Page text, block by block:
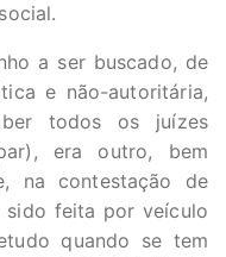
a ser buscado, de
e não-autoritária,
todos os juízes
era outro, bem
na contestação de
sido feita por veículo
quando se tem